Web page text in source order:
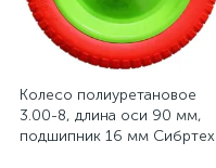
Колесо полиуретановое
3.00-8, длина оси 90 мм,
подшипник 16 мм Сибртех